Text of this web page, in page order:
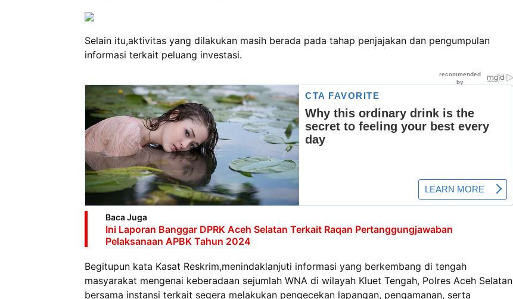
Selain itu,aktivitas yang dilakukan masih berada pada tahap penjajakan dan pengumpulan
informasi terkait peluang investasi.
Baca Juga
Ini Laporan Banggar DPRK Aceh Selatan Terkait Raqan Pertanggungjawaban
Pelaksanaan APBK Tahun 2024
Begitupun kata Kasat Reskrim,menindaklanjuti informasi yang berkembang di tengah
masyarakat mengenai keberadaan sejumlah WNA di wilayah Kluet Tengah, Polres Aceh Selatan
bersama instansi terkait segera melakukan pengecekan lapangan, pengamanan, serta